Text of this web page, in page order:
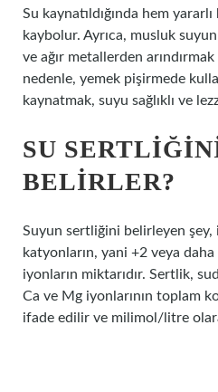
Su kaynatıldığında hem
kaybolur. Ayrıca, musluk
ve ağır metallerden
nedenle, yemek pişirmede
kaynatmak, suyu sağlıklı ve
SU
BELIRLER?
Suyun sertliğini belirleyen
katyonların, yani +2 veya
iyonların miktarıdır. Sertlik,
Ca ve Mg iyonlarının toplam
ifade edilir ve milimol/litre